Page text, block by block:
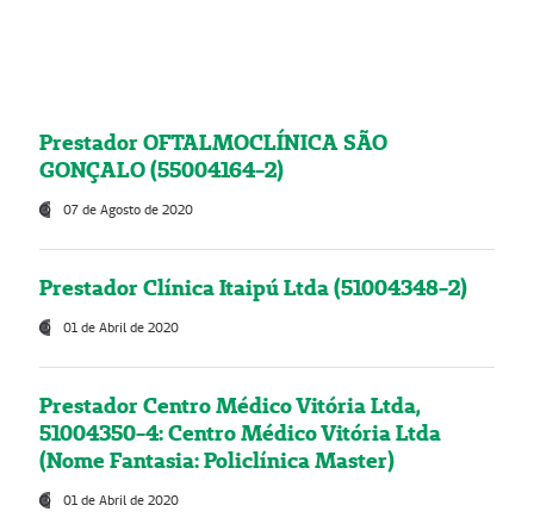
Prestador OFTALMOCLÍNICA SÃO
GONÇALO (55004164-2)
07 de Agosto de 2020
Prestador Clínica Itaipú Ltda (51004348-2)
01 de Abril de 2020
Prestador Centro Médico Vitória Ltda,
51004350-4: Centro Médico Vitória Ltda
(Nome Fantasia: Policlínica Master)
01 de Abril de 2020